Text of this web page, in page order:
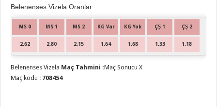
Belenenses Vizela Oranlar
MS 0 MS 1 MS 2 KG Var KG Yok ÇŞ 1 ÇŞ 2
2.62 2.80 2.15 1.64 1.68 1.33 1.18
Belenenses Vizela Maç Tahmini :Maç Sonucu X
Maç kodu : 708454